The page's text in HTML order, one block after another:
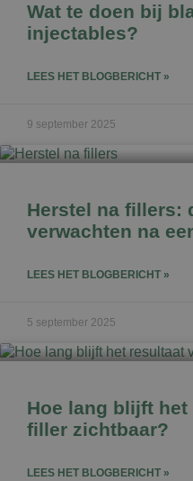
Wat te doen bij
injectables?
LEES HET BLOGBERICHT »
9 september 2025
Herstel na fillers:
verwachten na
LEES HET BLOGBERICHT »
5 september 2025
Hoe lang blijft
filler zichtbaar?
LEES HET BLOGBERICHT »